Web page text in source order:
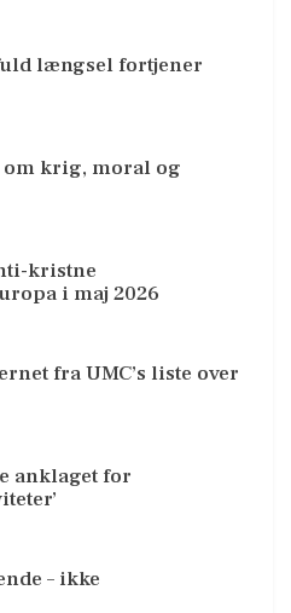
længsel fortjener
om krig, moral og
kristne
i maj 2026
fra UMC’s liste over
anklaget for
– ikke